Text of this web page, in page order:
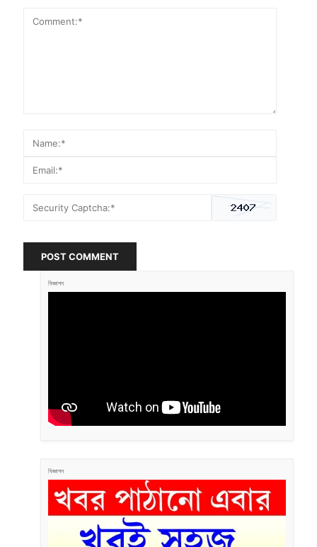
POST COMMENT
বিজ্ঞাপন
বিজ্ঞাপন